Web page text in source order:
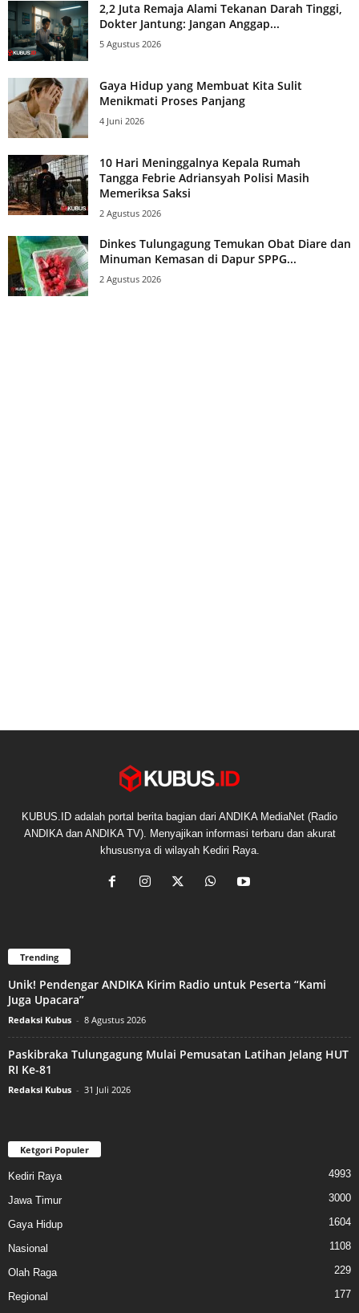
2,2 Juta Remaja Alami Tekanan Darah Tinggi,
Dokter Jantung: Jangan Anggap...
5 Agustus 2026
Gaya Hidup yang Membuat Kita Sulit
Menikmati Proses Panjang
4 Juni 2026
10 Hari Meninggalnya Kepala Rumah
Tangga Febrie Adriansyah Polisi Masih
Memeriksa Saksi
2 Agustus 2026
Dinkes Tulungagung Temukan Obat Diare dan
Minuman Kemasan di Dapur SPPG...
2 Agustus 2026
KUBUS.ID adalah portal berita bagian dari ANDIKA MediaNet (Radio
ANDIKA dan ANDIKA TV). Menyajikan informasi terbaru dan akurat
khususnya di wilayah Kediri Raya.
Trending
Unik! Pendengar ANDIKA Kirim Radio untuk Peserta “Kami
Juga Upacara”
Redaksi Kubus - 8 Agustus 2026
Paskibraka Tulungagung Mulai Pemusatan Latihan Jelang HUT
RI Ke-81
Redaksi Kubus - 31 Juli 2026
Ketgori Populer
Kediri Raya 4993
Jawa Timur 3000
Gaya Hidup 1604
Nasional 1108
Olah Raga 229
Regional 177